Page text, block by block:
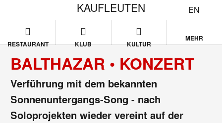
EN
KAUFLEUTEN
RESTAURANT KLUB KULTUR
MEHR
BALTHAZAR • KONZERT
Verführung mit dem bekannten
Sonnenuntergangs-Song - nach
Soloprojekten wieder vereint auf der